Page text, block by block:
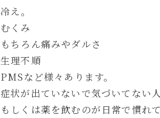
冷え。
むくみ
もちろん痛みやダルさ
生理不順
PMSなど様々あります。
症状が出ていないで気づいてない
もしくは薬を飲むのが日常で慣れ